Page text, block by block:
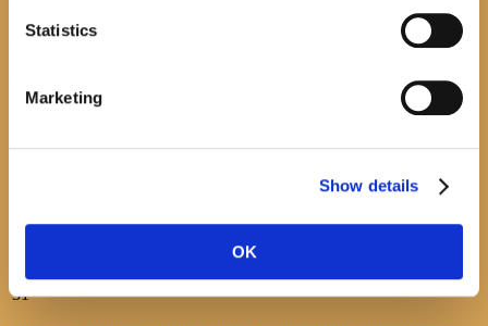
Statistics
Marketing
Show details
OK
April 20, 2026
M T W T F S
S
10 11 12 13 14 15 16
31